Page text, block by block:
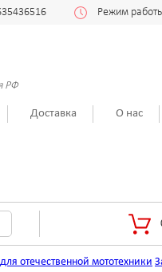
Режим
РФ
Доставка О нас
отечественной мототехники